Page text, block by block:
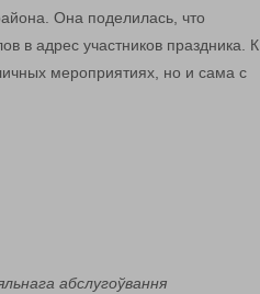
Она поделилась, что
в адрес участников праздника. К
мероприятиях, но и сама с
абслугоўвання